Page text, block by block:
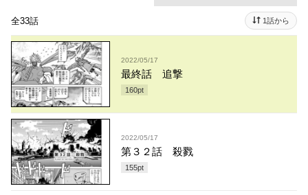
全33話 1話から
2022/05/17
最終話 追撃
160pt
2022/05/17
第３２話 殺戮
155pt